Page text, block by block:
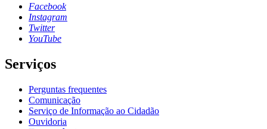
Facebook
Instagram
Twitter
YouTube
Serviços
Perguntas frequentes
Comunicação
Serviço de Informação ao Cidadão
Ouvidoria